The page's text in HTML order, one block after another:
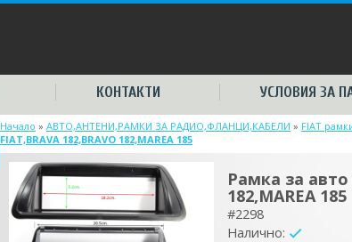
КОНТАКТИ УСЛОВИЯ ЗА
Начало » АВТО,АНТЕНИ,РАМКИ ЗА РАДИО,ФЛАНЦИ,КАБЕЛИ » FIAT
FIAT,BRAVA 182,BRAVO 182,MAREA 185
Рамка за авто
182,MAREA 185
#2298
Налично: